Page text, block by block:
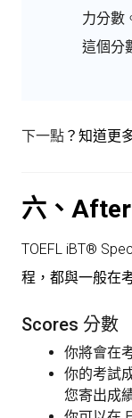
力分數
這個分
下一點 ？知道更
六、
TOEFL iBT®
程，都與一般在
Scores 分數
你將會在
你的考試
您寄出成